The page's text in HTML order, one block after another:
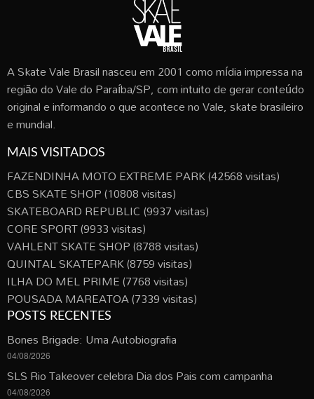
A Skate Vale Brasil nasceu em 2001 como mídia impressa na
região do Vale do Paraíba/SP, com intuito de gerar conteúdo
original e informando o que acontece no Vale, skate brasileiro
e mundial.
MAIS VISITADOS
FAZENDINHA MOTO EXTREME PARK(42568 visitas)
CBS SKATE SHOP(10808 visitas)
SKATEBOARD REPUBLIC(9937 visitas)
CORE SPORT(9933 visitas)
VAHLENT SKATE SHOP(8788 visitas)
QUINTAL SKATEPARK(8759 visitas)
ILHA DO MEL PRIME(7768 visitas)
POUSADA MAREATOA(7339 visitas)
POSTS RECENTES
Bones Brigade: Uma Autobiografia
04/08/2026
SLS Rio Takeover celebra Dia dos Pais com campanha
04/08/2026